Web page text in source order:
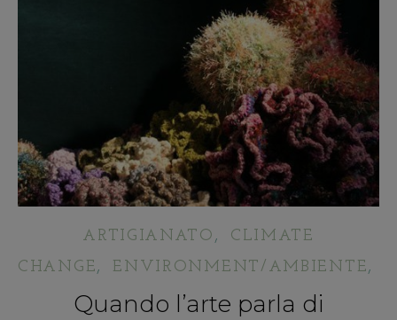
ARTIGIANATO ,
CLIMATE
CHANGE, ENVIRONMENT/AMBIENTE,
Quando l’arte parla di